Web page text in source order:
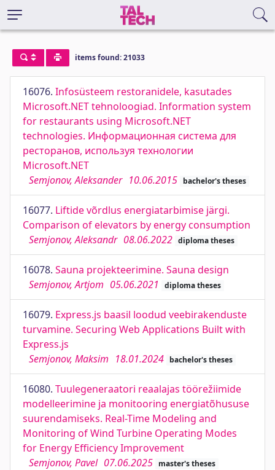
items found: 21033
16076. Infosüsteem restoranidele, kasutades
Microsoft.NET tehnoloogiad. Information system
for restaurants using Microsoft.NET
technologies. Информационная система для
ресторанов, используя технологии
Microsoft.NET
Semjonov, Aleksander 10.06.2015 bachelor's theses
16077. Liftide võrdlus energiatarbimise järgi.
Comparison of elevators by energy consumption
Semjonov, Aleksandr 08.06.2022 diploma theses
16078. Sauna projekteerimine. Sauna design
Semjonov, Artjom 05.06.2021 diploma theses
16079. Express.js baasil loodud veebirakenduste
turvamine. Securing Web Applications Built with
Express.js
Semjonov, Maksim 18.01.2024 bachelor's theses
16080. Tuulegeneraatori reaalajas töörežiimide
modelleerimine ja monitooring energiatõhususe
suurendamiseks. Real-Time Modeling and
Monitoring of Wind Turbine Operating Modes
for Energy Efficiency Improvement
Semjonov, Pavel 07.06.2025 master's theses